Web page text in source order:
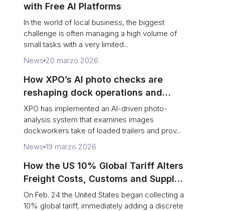
with Free AI Platforms
In the world of local business, the biggest
challenge is often managing a high volume of
small tasks with a very limited...
News 20 marzo 2026
How XPO’s AI photo checks are
reshaping dock operations and
service response
XPO has implemented an AI-driven photo-
analysis system that examines images
dockworkers take of loaded trailers and prov...
News 19 marzo 2026
How the US 10% Global Tariff Alters
Freight Costs, Customs and Supply
Chains
On Feb. 24 the United States began collecting a
10% global tariff, immediately adding a discrete